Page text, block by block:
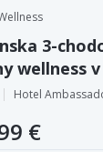
3-
wellness
Hotel
€